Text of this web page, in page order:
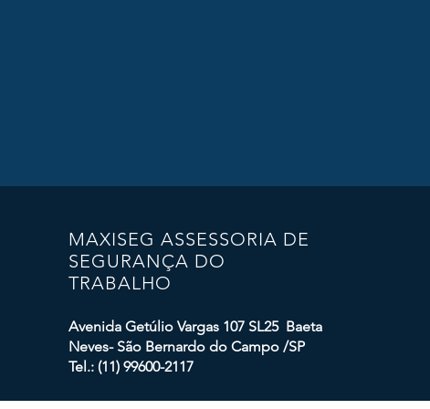
MAXISEG ASSESSORIA DE
SEGURANÇA DO
TRABALHO
Avenida Getúlio Vargas 107 SL25 Baeta
Neves- São Bernardo do Campo /SP
Tel.: (11) 99600-2117